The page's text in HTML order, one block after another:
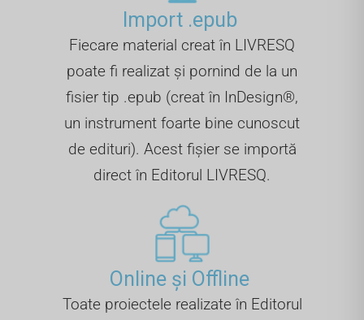
Import .epub ​
Fiecare material creat în LIVRESQ
poate fi realizat și pornind de la un
fisier tip .epub (creat în InDesign®,
un instrument foarte bine cunoscut
de edituri). Acest fișier se importă
direct în Editorul LIVRESQ.
Online și Offline ​
Toate proiectele realizate în Editorul